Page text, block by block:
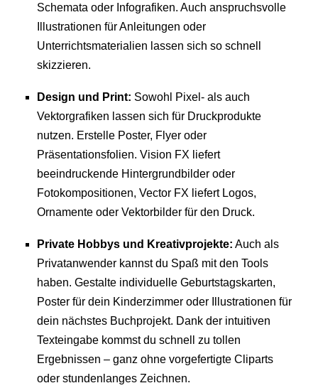
Schemata oder Infografiken. Auch anspruchsvolle
Illustrationen für Anleitungen oder
Unterrichtsmaterialien lassen sich so schnell
skizzieren.
Design und Print: Sowohl Pixel- als auch
Vektorgrafiken lassen sich für Druckprodukte
nutzen. Erstelle Poster, Flyer oder
Präsentationsfolien. Vision FX liefert
beeindruckende Hintergrundbilder oder
Fotokompositionen, Vector FX liefert Logos,
Ornamente oder Vektorbilder für den Druck.
Private Hobbys und Kreativprojekte: Auch als
Privatanwender kannst du Spaß mit den Tools
haben. Gestalte individuelle Geburtstagskarten,
Poster für dein Kinderzimmer oder Illustrationen für
dein nächstes Buchprojekt. Dank der intuitiven
Texteingabe kommst du schnell zu tollen
Ergebnissen – ganz ohne vorgefertigte Cliparts
oder stundenlanges Zeichnen.